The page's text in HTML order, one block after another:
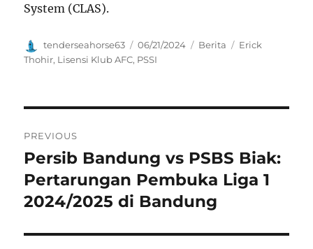
System (CLAS).
Author
tenderseahorse63
Posted
on
06/21/2024 Categories
Berita Tags
Erick
Thohir, Lisensi Klub AFC, PSSI
pos
PREVIOUS
Previous
post:
Persib Bandung vs PSBS Biak:
Pertarungan Pembuka Liga 1
2024/2025 di Bandung